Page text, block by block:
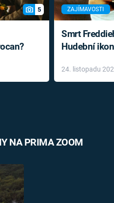
5 ZAJÍMAVOSTI
Smrt
Hudební
léky
24. listopadu
NA PRIMA ZOOM